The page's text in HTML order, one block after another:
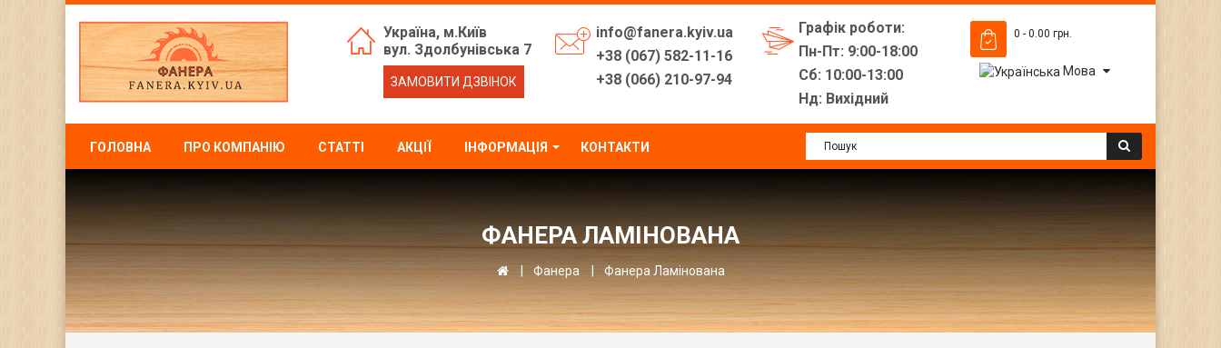
Україна, м.Київ
вул. Здолбунівська 7
ЗАМОВИТИ ДЗВІНОК
info@fanera.kyiv.ua
+38 (067) 582-11-16
+38 (066) 210-97-94
Графік роботи:
Пн-Пт: 9:00-18:00
Сб: 10:00-13:00
Нд: Вихідний
0 - 0.00 грн.
Мова
ГОЛОВНА ПРО КОМПАНІЮ СТАТТІ АКЦІЇ ІНФОРМАЦІЯ КОНТАКТИ
ФАНЕРА ЛАМІНОВАНА
Фанера Фанера Ламінована